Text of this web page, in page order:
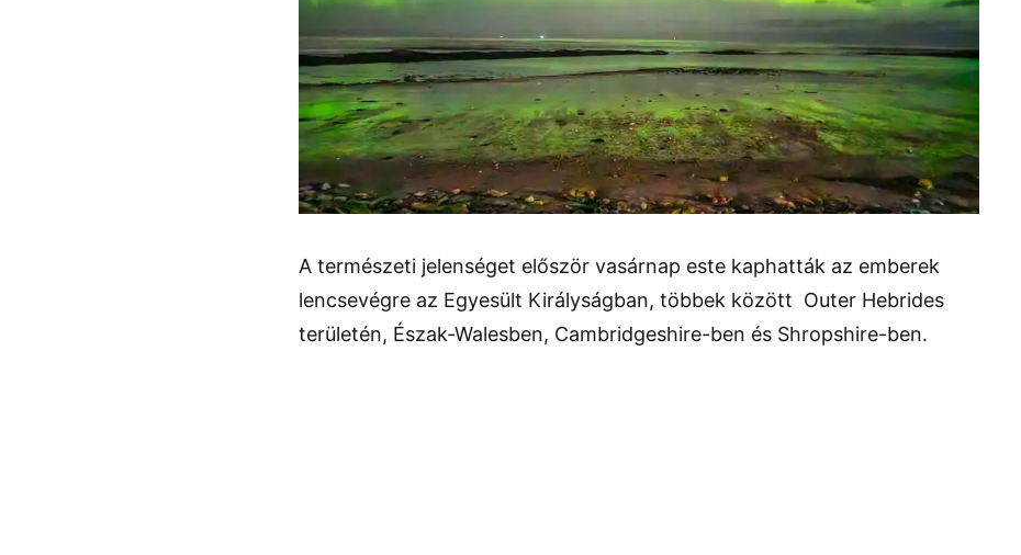
A természeti jelenséget először vasárnap este kaphatták az emberek
lencsevégre az Egyesült Királyságban, többek között Outer Hebrides
területén, Észak-Walesben, Cambridgeshire-ben és Shropshire-ben.